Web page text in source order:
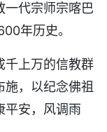
一代宗师宗喀巴
年历史。
千上万的信教群
，以纪念佛祖
平安，风调雨